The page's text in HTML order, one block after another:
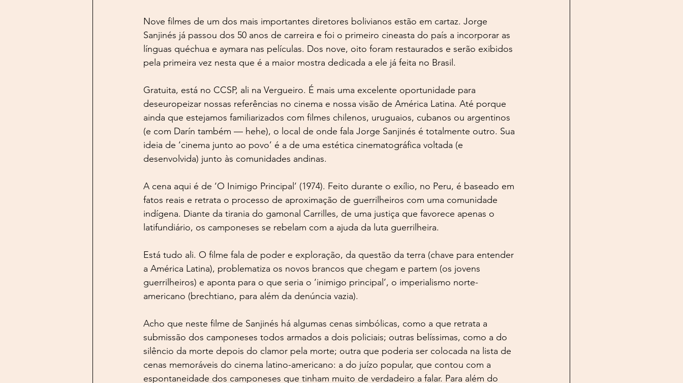
Caliban Camões Carla Bruni
Nove filmes de um dos mais importantes diretores bolivianos estão em cartaz. Jorge
Sanjinés já passou dos 50 anos de carreira e foi o primeiro cineasta do país a incorporar as
línguas quéchua e aymara nas películas. Dos nove, oito foram restaurados e serão exibidos
pela primeira vez nesta que é a maior mostra dedicada a ele já feita no Brasil.
Gratuita, está no CCSP, ali na Vergueiro. É mais uma excelente oportunidade para
deseuropeizar nossas referências no cinema e nossa visão de América Latina. Até porque
ainda que estejamos familiarizados com filmes chilenos, uruguaios, cubanos ou argentinos
(e com Darín também — hehe), o local de onde fala Jorge Sanjinés é totalmente outro. Sua
ideia de ‘cinema junto ao povo’ é a de uma estética cinematográfica voltada (e
desenvolvida) junto às comunidades andinas.
A cena aqui é de ‘O Inimigo Principal’ (1974). Feito durante o exílio, no Peru, é baseado em
fatos reais e retrata o processo de aproximação de guerrilheiros com uma comunidade
indígena. Diante da tirania do gamonal Carrilles, de uma justiça que favorece apenas o
latifundiário, os camponeses se rebelam com a ajuda da luta guerrilheira.
Está tudo ali. O filme fala de poder e exploração, da questão da terra (chave para entender
a América Latina), problematiza os novos brancos que chegam e partem (os jovens
guerrilheiros) e aponta para o que seria o ‘inimigo principal’, o imperialismo norte-
americano (brechtiano, para além da denúncia vazia).
Acho que neste filme de Sanjinés há algumas cenas simbólicas, como a que retrata a
submissão dos camponeses todos armados a dois policiais; outras belíssimas, como a do
silêncio da morte depois do clamor pela morte; outra que poderia ser colocada na lista de
cenas memoráveis do cinema latino-americano: a do juízo popular, que contou com a
espontaneidade dos camponeses que tinham muito de verdadeiro a falar. Para além do